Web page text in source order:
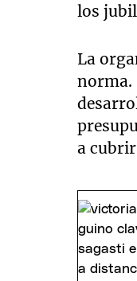
los
La
norma.
a